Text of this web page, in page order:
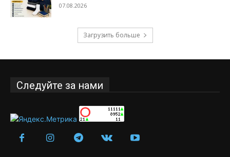
07.08.2026
Загрузить больше
Следуйте за нами